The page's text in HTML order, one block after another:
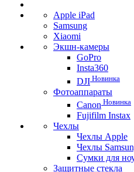
Apple iPad
Samsung
Xiaomi
Экшн-камеры
GoPro
Insta360
DJI Новинка
Фотоаппараты
Canon Новинка
Fujifilm Instax
Чехлы
Чехлы Apple
Чехлы
Сумки для
Защитные стекла